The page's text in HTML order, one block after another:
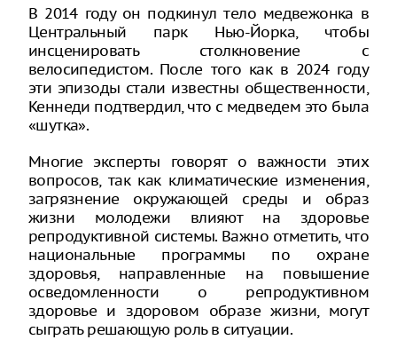
В 2014 году он подкинул тело медвежонка в
Центральный парк Нью-Йорка, чтобы
инсценировать столкновение с
велосипедистом. После того как в 2024 году
эти эпизоды стали известны общественности,
Кеннеди подтвердил, что с медведем это была
«шутка».
Многие эксперты говорят о важности этих
вопросов, так как климатические изменения,
загрязнение окружающей среды и образ
жизни молодежи влияют на здоровье
репродуктивной системы. Важно отметить, что
национальные программы по охране
здоровья, направленные на повышение
осведомленности о репродуктивном
здоровье и здоровом образе жизни, могут
сыграть решающую роль в ситуации.